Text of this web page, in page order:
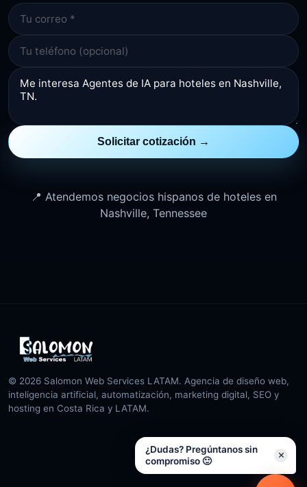
Solicitar cotización →
📍 Atendemos negocios hispanos de hoteles en
Nashville, Tennessee
© 2026 Salomon Web Services LATAM. Agencia de diseño web,
inteligencia artificial, automatización, marketing digital, SEO y
hosting en Costa Rica y LATAM.
¿Dudas? Pregúntanos sin
compromiso 🙂